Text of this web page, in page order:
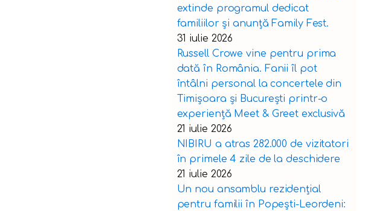
extinde programul dedicat
familiilor și anunță Family Fest.
31 iulie 2026
Russell Crowe vine pentru prima
dată în România. Fanii îl pot
întâlni personal la concertele din
Timișoara și București printr-o
experiență Meet & Greet exclusivă
21 iulie 2026
NIBIRU a atras 282.000 de vizitatori
în primele 4 zile de la deschidere
21 iulie 2026
Un nou ansamblu rezidențial
pentru familii în Popești-Leordeni: